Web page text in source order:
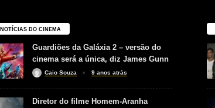
DO CINEMA
Guardiões da Galáxia 2 – versão do
cinema será a única, diz James Gunn
Caio Souza 9 anos atrás
Diretor do filme Homem-Aranha